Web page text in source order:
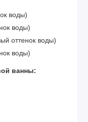
воды)
воды)
оттенок воды)
воды)
ванны:
наврозах